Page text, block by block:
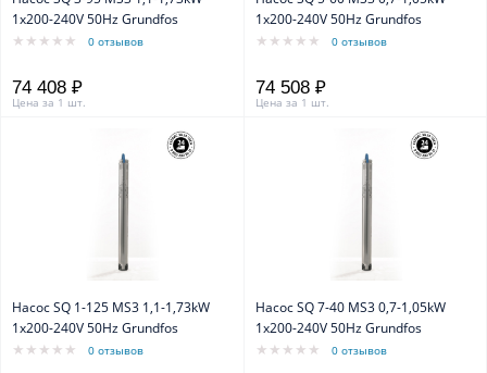
1x200-240V 50Hz Grundfos
0 отзывов
74 408 ₽
Цена за 1 шт.
1x200-240V 50Hz Grundfos
0 отзывов
74 508 ₽
Цена за 1 шт.
Насос SQ 1-125 MS3 1,1-1,73kW
1x200-240V 50Hz Grundfos
0 отзывов
Насос SQ 7-40 MS3 0,7-1,05kW
1x200-240V 50Hz Grundfos
0 отзывов